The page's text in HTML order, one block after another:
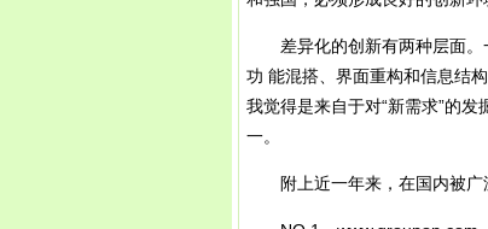
差异化的创新有两种层面。
功 能混搭、界面重构和信息结
我觉得是来自于对“新需求”的
一。
附上近一年来，在国内被广